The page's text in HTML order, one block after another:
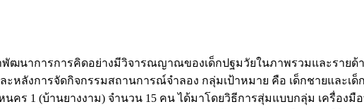
ฒนาการการคิดอย่างมีวิจารณญาณของเด็กปฐมวัยในภาพรวมและรายด้
ลังการจัดกิจกรรมสถานการณ์จำลอง กลุ่มเป้าหมาย คือ เด็กชายและเ
หนคร 1 (บ้านยางงาม) จำนวน 15 คน ได้มาโดยวิธีการสุ่มแบบกลุ่ม เครื่อ